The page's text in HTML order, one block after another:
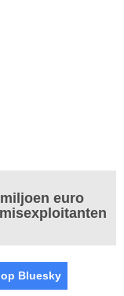
euro
op Bluesky